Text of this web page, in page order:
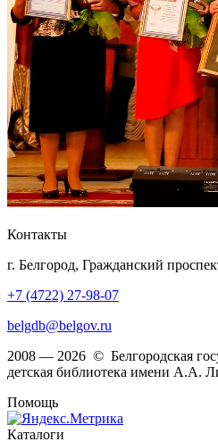
Контакты
г. Белгород, Гражданский
+7 (4722) 27-98-07
belgdb@belgov.ru
2008 — 2026 © Белгородская
детская библиотека имени А.А.
Помощь
Каталоги